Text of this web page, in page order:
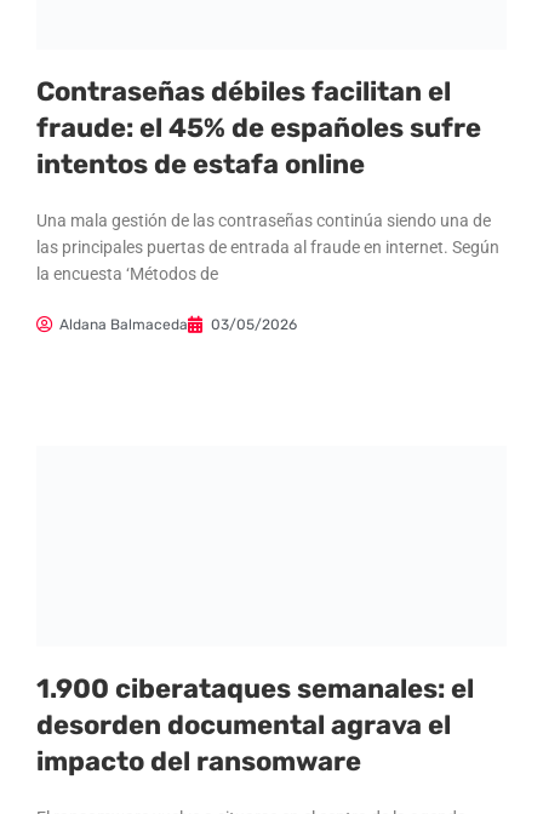
Contraseñas débiles facilitan el
fraude: el 45% de españoles sufre
intentos de estafa online
Una mala gestión de las contraseñas continúa siendo una de
las principales puertas de entrada al fraude en internet. Según
la encuesta ‘Métodos de
Aldana Balmaceda 03/05/2026
1.900 ciberataques semanales: el
desorden documental agrava el
impacto del ransomware